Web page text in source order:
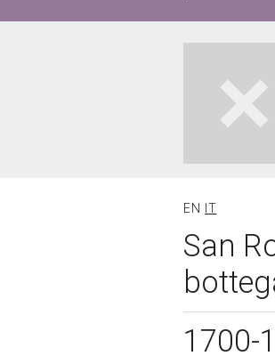
EN IT
San
1700-